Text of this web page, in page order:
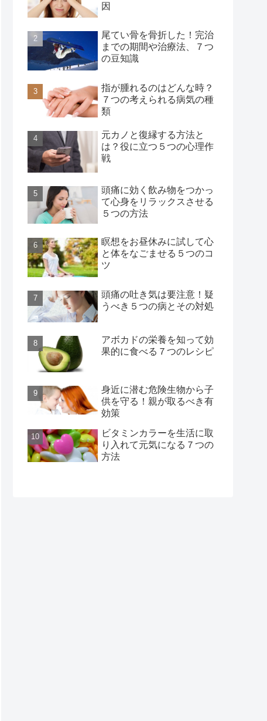
因
尾てい骨を骨折した！完治
までの期間や治療法、７つ
の豆知識
指が腫れるのはどんな時？
７つの考えられる病気の種
類
元カノと復縁する方法と
は？役に立つ５つの心理作
戦
頭痛に効く飲み物をつかっ
て心身をリラックスさせる
５つの方法
瞑想をお昼休みに試して心
と体をなごませる５つのコ
ツ
頭痛の吐き気は要注意！疑
うべき５つの病とその対処
アボカドの栄養を知って効
果的に食べる７つのレシピ
身近に潜む危険生物から子
供を守る！親が取るべき有
効策
ビタミンカラーを生活に取
り入れて元気になる７つの
方法